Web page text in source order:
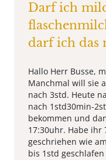
Darf ich
darf ich das
Hallo Herr Busse,
Manchmal will sie
nach 3std. Heute
nach 1std30min-
bekommen und
17:30uhr. Habe ihr
geschriehen wie
bis 1std